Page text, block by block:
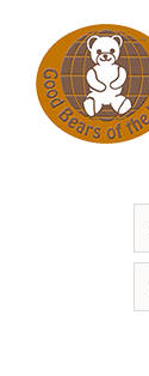
content